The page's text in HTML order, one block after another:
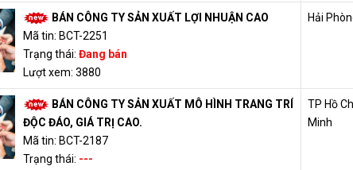
BÁN CÔNG TY SẢN XUẤT LỢI NHUẬN CAO
Mã tin: BCT-2251
Trạng thái: Đang bán
Lượt xem: 3880
Hải
BÁN CÔNG TY SẢN XUẤT MÔ HÌNH TRANG TRÍ
ĐỘC ĐÁO, GIÁ TRỊ CAO.
Mã tin: BCT-2187
Trạng thái: ---
TP Hồ
Minh